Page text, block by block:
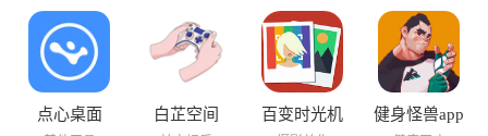
点心桌面 白芷空间 百变时光机 健身怪兽app